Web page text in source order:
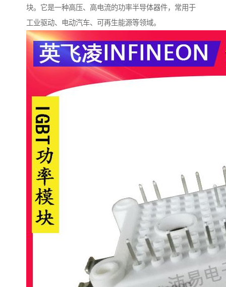
块。它是一种高压、高电流的功率半导体器件，常用于
工业驱动、电动汽车、可再生能源等领域。